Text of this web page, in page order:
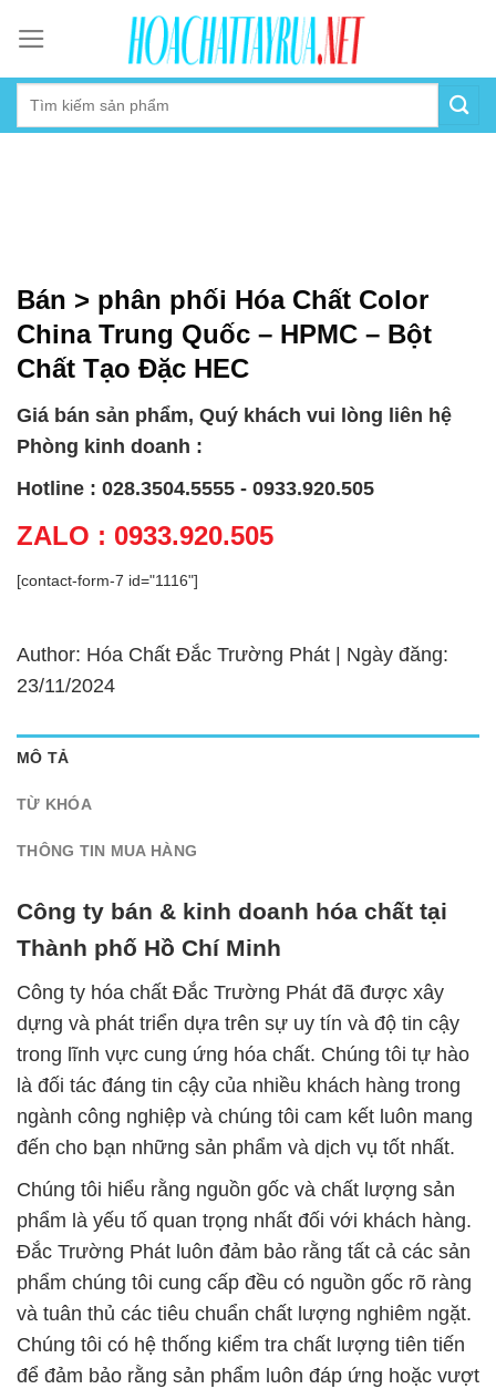
content
Bán > phân phối Hóa Chất Color
China Trung Quốc – HPMC – Bột
Chất Tạo Đặc HEC
Giá bán sản phẩm, Quý khách vui lòng liên hệ
Phòng kinh doanh :
Hotline : 028.3504.5555 - 0933.920.505
ZALO : 0933.920.505
[contact-form-7 id="1116"]
Author: Hóa Chất Đắc Trường Phát | Ngày đăng:
23/11/2024
MÔ TẢ
TỪ KHÓA
THÔNG TIN MUA HÀNG
Công ty bán & kinh doanh hóa chất tại
Thành phố Hồ Chí Minh
Công ty hóa chất Đắc Trường Phát đã được xây
dựng và phát triển dựa trên sự uy tín và độ tin cậy
trong lĩnh vực cung ứng hóa chất. Chúng tôi tự hào
là đối tác đáng tin cậy của nhiều khách hàng trong
ngành công nghiệp và chúng tôi cam kết luôn mang
đến cho bạn những sản phẩm và dịch vụ tốt nhất.
Chúng tôi hiểu rằng nguồn gốc và chất lượng sản
phẩm là yếu tố quan trọng nhất đối với khách hàng.
Đắc Trường Phát luôn đảm bảo rằng tất cả các sản
phẩm chúng tôi cung cấp đều có nguồn gốc rõ ràng
và tuân thủ các tiêu chuẩn chất lượng nghiêm ngặt.
Chúng tôi có hệ thống kiểm tra chất lượng tiên tiến
để đảm bảo rằng sản phẩm luôn đáp ứng hoặc vượt